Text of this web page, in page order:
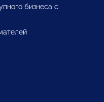
бизнеса с